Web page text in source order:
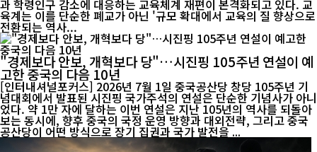
과 학령인구 감소에 대응하는 교육체계 재편이 본격화되고 있다. 교
육계는 이를 단순한 폐교가 아닌 '규모 확대에서 교육의 질 향상으로
전환되는 역사...
"경제보다 안보, 개혁보다 당"…시진핑 105주년 연설이 예
고한 중국의 다음 10년
[인터내셔널포커스] 2026년 7월 1일 중국공산당 창당 105주년 기
념대회에서 발표된 시진핑 국가주석의 연설은 단순한 기념사가 아니
었다. 약 1만 자에 달하는 이번 연설은 지난 105년의 역사를 되돌아
보는 동시에, 향후 중국의 국정 운영 방향과 대외전략, 그리고 중국
공산당이 어떤 방식으로 장기 집권과 국가 발전을 ...